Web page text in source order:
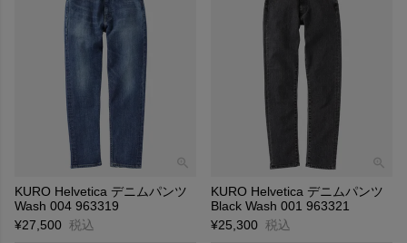
KURO Helvetica デニムパンツ
Wash 004 963319
¥27,500 税込
KURO Helvetica デニムパンツ
Black Wash 001 963321
¥25,300 税込